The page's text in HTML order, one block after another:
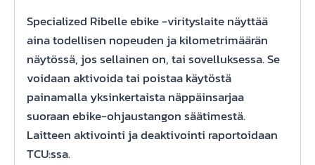
Specialized Ribelle ebike -virityslaite näyttää
aina todellisen nopeuden ja kilometrimäärän
näytössä, jos sellainen on, tai sovelluksessa. Se
voidaan aktivoida tai poistaa käytöstä
painamalla yksinkertaista näppäinsarjaa
suoraan ebike-ohjaustangon säätimestä.
Laitteen aktivointi ja deaktivointi raportoidaan
TCU:ssa.